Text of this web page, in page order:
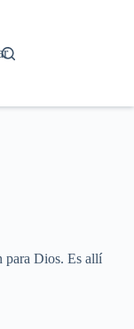
para Dios. Es allí